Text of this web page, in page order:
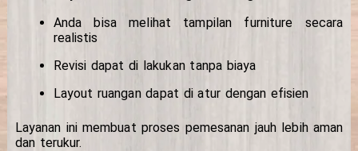
Anda bisa melihat tampilan furniture secara
realistis
Revisi dapat di lakukan tanpa biaya
Layout ruangan dapat di atur dengan efisien
Layanan ini membuat proses pemesanan jauh lebih aman
dan terukur.